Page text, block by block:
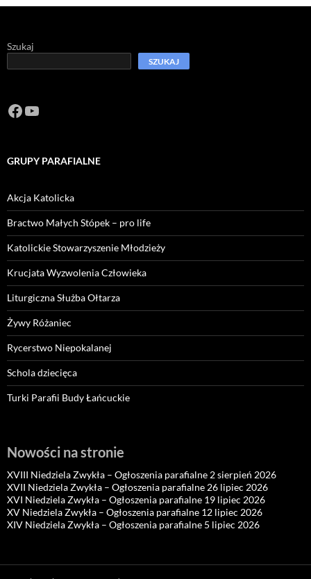
Szukaj
SZUKAJ
Facebook
https://www.youtube.com/channel/
GRUPY PARAFIALNE
Akcja Katolicka
Bractwo Małych Stópek – pro life
Katolickie Stowarzyszenie Młodzieży
Krucjata Wyzwolenia Człowieka
Liturgiczna Służba Ołtarza
Żywy Różaniec
Rycerstwo Niepokalanej
Schola dziecięca
Turki Parafii Budy Łańcuckie
Nowości na stronie
XVIII Niedziela Zwykła – Ogłoszenia parafialne 2 sierpień 2026
XVII Niedziela Zwykła – Ogłoszenia parafialne 26 lipiec 2026
XVI Niedziela Zwykła – Ogłoszenia parafialne 19 lipiec 2026
XV Niedziela Zwykła – Ogłoszenia parafialne 12 lipiec 2026
XIV Niedziela Zwykła – Ogłoszenia parafialne 5 lipiec 2026